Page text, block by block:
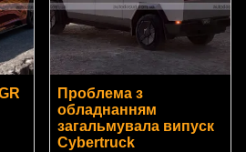
Проблема з
обладнанням
загальмувала випуск
Cybertruck